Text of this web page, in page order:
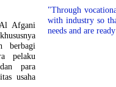
Afgani
berbagi
pelaku
para
usaha
"Through
with industry so
needs and are